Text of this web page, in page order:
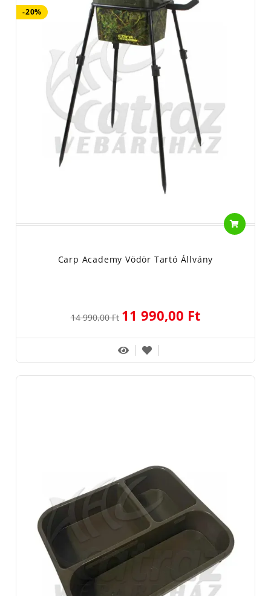
-20%
Carp Academy Vödör Tartó Állvány
14 990,00 Ft 11 990,00 Ft